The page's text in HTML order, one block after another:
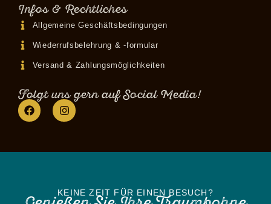
Infos & Rechtliches
Allgemeine Geschäftsbedingungen
Wiederrufsbelehrung & -formular
Versand & Zahlungsmöglichkeiten
Folgt uns gern auf Social Media!
KEINE ZEIT FÜR EINEN BESUCH?